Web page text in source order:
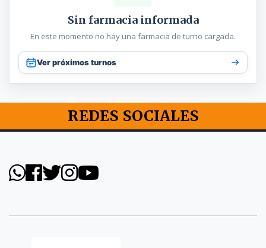
Sin farmacia informada
En este momento no hay una farmacia de turno cargada.
Ver próximos turnos
REDES SOCIALES